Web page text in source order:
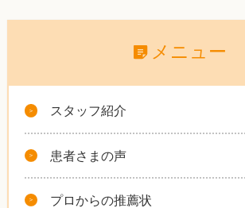
メニュー
スタッフ紹介
患者さまの声
プロからの推薦状